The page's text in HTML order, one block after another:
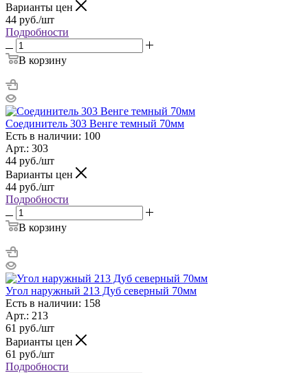
Варианты цен
44 руб./шт
Подробности
В корзину
Соединитель 303 Венге темный 70мм
Есть в наличии: 100
Арт.: 303
44 руб./шт
Варианты цен
44 руб./шт
Подробности
В корзину
Угол наружный 213 Дуб северный 70мм
Есть в наличии: 158
Арт.: 213
61 руб./шт
Варианты цен
61 руб./шт
Подробности